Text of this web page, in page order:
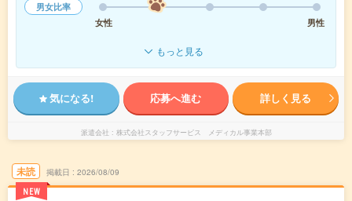
男女比率
女性
男性
もっと見る
気になる! 応募へ進む 詳しく見る
派遣会社 株式会社スタッフサービス メディカル事業本部
未読
NEW
掲載日 2026/08/09